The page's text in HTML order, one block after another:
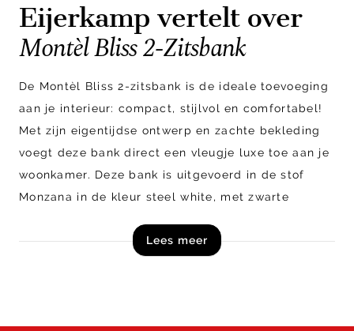
Eijerkamp vertelt over
Montèl Bliss 2-Zitsbank
De Montèl Bliss 2-zitsbank is de ideale toevoeging
aan je interieur: compact, stijlvol en comfortabel!
Met zijn eigentijdse ontwerp en zachte bekleding
voegt deze bank direct een vleugje luxe toe aan je
woonkamer. Deze bank is uitgevoerd in de stof
Monzana in de kleur steel white, met zwarte
na een lange dag.
Lees meer